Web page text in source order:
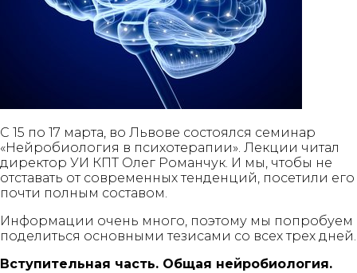
С 15 по 17 марта, во Львове состоялся семинар
«Нейробиология в психотерапии». Лекции читал
директор УИ КПТ Олег Романчук. И мы, чтобы не
отставать от современных тенденций, посетили его
почти полным составом.
Информации очень много, поэтому мы попробуем
поделиться основными тезисами со всех трех дней.
Вступительная часть. Общая нейробиология.